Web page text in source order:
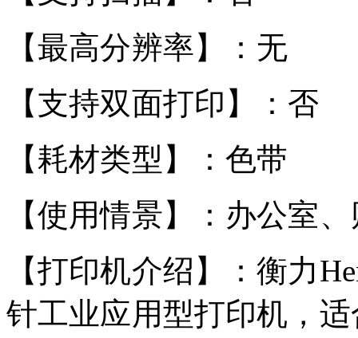
【最高分辨率】：无
【支持双面打印】：否
【耗材类型】：色带
【使用情景】：办公室
【打印机介绍】：衡力
针工业应用型打印机，